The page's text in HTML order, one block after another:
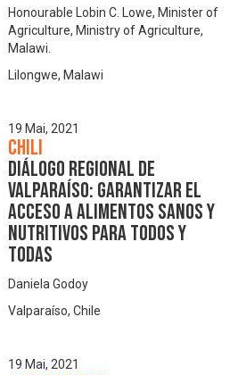
Honourable Lobin C. Lowe, Minister of
Agriculture, Ministry of Agriculture,
Malawi.
Lilongwe, Malawi
19 Mai, 2021
Chili
Diálogo Regional de
Valparaíso: Garantizar el
acceso a alimentos sanos y
nutritivos para todos y
todas
Daniela Godoy
Valparaíso, Chile
19 Mai, 2021